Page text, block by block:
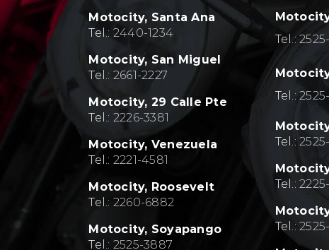
Motocity, Santa Ana
Tel.: 2440-1234
Motocity, San Miguel
Tel.: 2661-2227
Motocity, 29 Calle Pte
Tel.: 2226-3381
Motocity, Venezuela
Tel.: 2221-4581
Motocity, Roosevelt
Tel.: 2260-6882
Motocity, Soyapango
Tel.: 2525-3887
Tel.:
Tel.:
Tel.:
Tel.:2
Tel.:2